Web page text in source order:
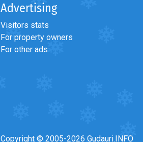
Forum>
Advertising
Visitors stats
For property owners
For other ads
Copyright © 2005-2026 Gudauri.INFO